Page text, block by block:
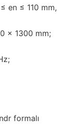
en ≤ 110 mm,
× 1300 mm;
formalı